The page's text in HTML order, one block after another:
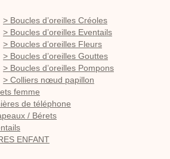
> Boucles d’oreilles Créoles
> Boucles d’oreilles Eventails
> Boucles d’oreilles Fleurs
> Boucles d’oreilles Gouttes
> Boucles d’oreilles Pompons
> Colliers nœud papillon
femme
de téléphone
/ Bérets
ENFANT